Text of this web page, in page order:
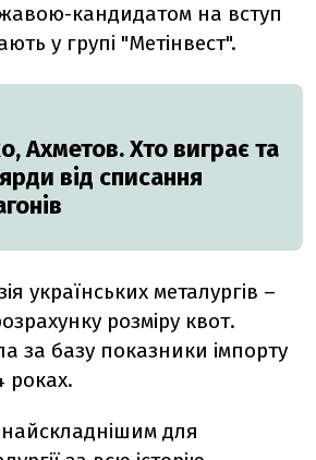
кандидатом на вступ
у групі "Метінвест".
Ахметов. Хто виграє та
від списання
українських металургів –
розміру квот.
за базу показники імпорту
роках.
для